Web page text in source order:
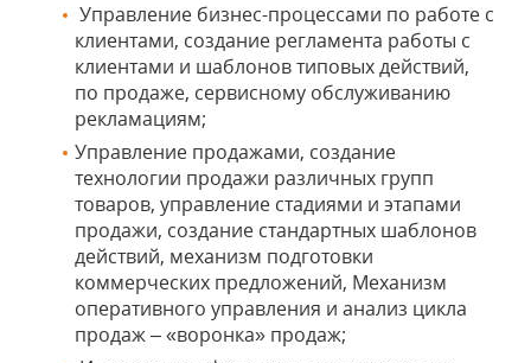
Управление бизнес-процессами по работе с
клиентами, создание регламента работы с
клиентами и шаблонов типовых действий,
по продаже, сервисному обслуживанию
рекламациям;
Управление продажами, создание
технологии продажи различных групп
товаров, управление стадиями и этапами
продажи, создание стандартных шаблонов
действий, механизм подготовки
коммерческих предложений, Механизм
оперативного управления и анализ цикла
продаж – «воронка» продаж;